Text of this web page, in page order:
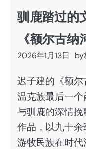
驯鹿踏过
《额尔古纳
2026年1月13日 by
迟子建的《额
温克族最后一
与驯鹿的深情
作品，以九十
游牧民族在时